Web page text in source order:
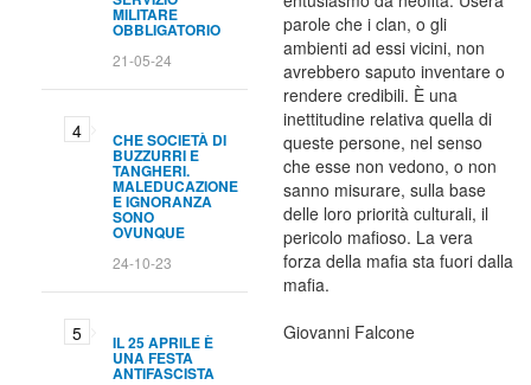
MILITARE
OBBLIGATORIO
21-05-24
CHE SOCIETÀ DI
BUZZURRI E
TANGHERI.
MALEDUCAZIONE
E IGNORANZA
SONO
OVUNQUE
24-10-23
IL 25 APRILE È
UNA FESTA
ANTIFASCISTA
parole che i clan, o gli
ambienti ad essi vicini, non
avrebbero saputo inventare o
rendere credibili. È una
inettitudine relativa quella di
queste persone, nel senso
che esse non vedono, o non
sanno misurare, sulla base
delle loro priorità culturali, il
pericolo mafioso. La vera
forza della mafia sta fuori dalla
mafia.
Giovanni Falcone